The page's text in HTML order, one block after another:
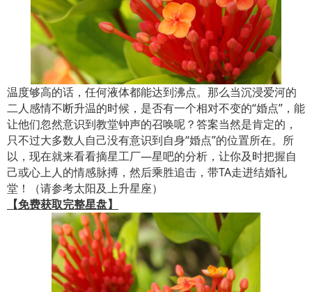
温度够高的话，任何液体都能达到沸点。那么当沉浸爱河的
二人感情不断升温的时候，是否有一个相对不变的“婚点”，能
让他们忽然意识到教堂钟声的召唤呢？答案当然是肯定的，
只不过大多数人自己没有意识到自身“婚点”的位置所在。所
以，现在就来看看摘星工厂—星吧的分析，让你及时把握自
己或心上人的情感脉搏，然后乘胜追击，带TA走进结婚礼
堂！（请参考太阳及上升星座）
【免费获取完整星盘】